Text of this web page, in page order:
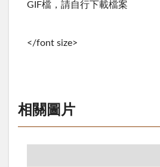
GIF檔，請自行下載檔案
</font size>
相關圖片